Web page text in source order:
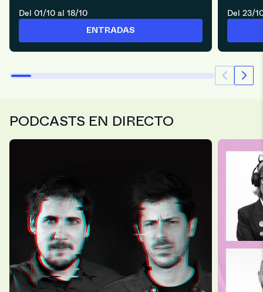
Del 01/10 al 18/10
ENTRADAS
Del 23/
PODCASTS EN DIRECTO